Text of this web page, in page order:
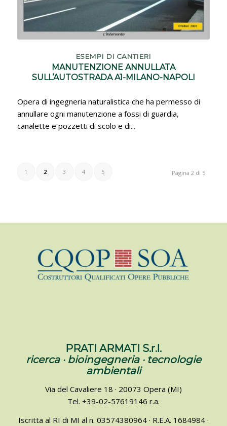
ESEMPI DI CANTIERI
MANUTENZIONE ANNULLATA
SULL’AUTOSTRADA A1-MILANO-NAPOLI
Opera di ingegneria naturalistica che ha permesso di
annullare ogni manutenzione a fossi di guardia,
canalette e pozzetti di scolo e di...
Pagina 2 di 5
1 2 3 4 5
PRATI ARMATI S.r.l.
ricerca · bioingegneria · tecnologie
ambientali
Via del Cavaliere 18 · 20073 Opera (MI)
Tel. +39-02-57619146 r.a.
Iscritta al RI di MI al n. 03574380964 · R.E.A. 1684984 ·